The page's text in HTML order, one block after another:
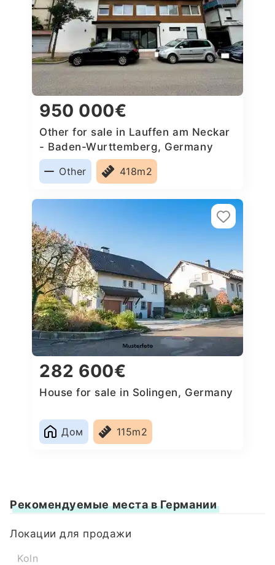
950 000€
Other for sale in Lauffen am Neckar
- Baden-Wurttemberg, Germany
Other
418m2
282 600€
House for sale in Solingen, Germany
Дом 115m2
Рекомендуемые места в Германии
Локации для продажи
Koln